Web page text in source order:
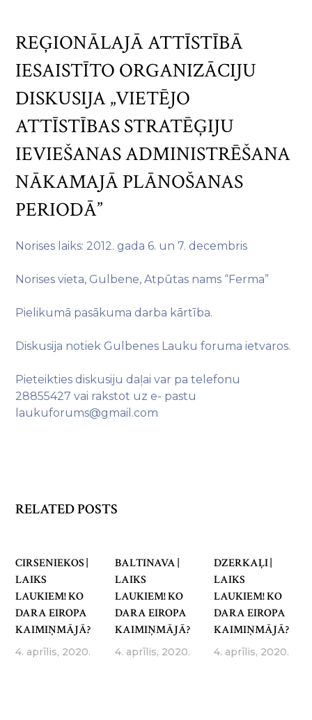
REĢIONĀLAJĀ ATTĪSTĪBĀ
IESAISTĪTO ORGANIZĀCIJU
DISKUSIJA „VIETĒJO
ATTĪSTĪBAS STRATĒĢIJU
IEVIEŠANAS ADMINISTRĒŠANA
NĀKAMAJĀ PLĀNOŠANAS
PERIODĀ”
Norises laiks: 2012. gada 6. un 7. decembris
Norises vieta, Gulbene, Atpūtas nams “Ferma”
Pielikumā pasākuma darba kārtība.
Diskusija notiek Gulbenes Lauku foruma ietvaros.
Pieteikties diskusiju daļai var pa telefonu
28855427 vai rakstot uz e- pastu
laukuforums@gmail.com
RELATED POSTS
CIRSENIEKOS |
LAIKS
LAUKIEM! KO
DARA EIROPA
KAIMIŅMĀJĀ?
4. aprīlis, 2020.
BALTINAVA |
LAIKS
LAUKIEM! KO
DARA EIROPA
KAIMIŅMĀJĀ?
4. aprīlis, 2020.
DZERKAĻI |
LAIKS
LAUKIEM! KO
DARA EIROPA
KAIMIŅMĀJĀ?
4. aprīlis, 2020.